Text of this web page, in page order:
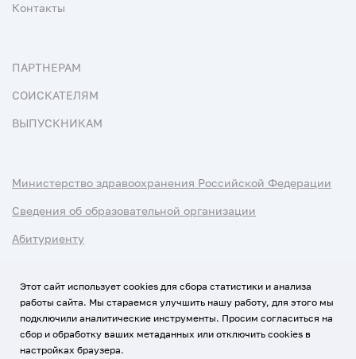
Контакты
ПАРТНЕРАМ
СОИСКАТЕЛЯМ
ВЫПУСКНИКАМ
Министерство здравоохранения Российской Федерации
Сведения об образовательной организации
Абитуриенту
Использование Cookies
Политика обработки персональных данных
Этот сайт использует cookies для сбора статистики и анализа
работы сайта. Мы стараемся улучшить нашу работу, для этого мы
подключили аналитические инструменты. Просим согласиться на
сбор и обработку ваших метаданных или отключить cookies в
настройках браузера.